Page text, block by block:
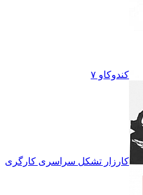
کندوکاو ۷
کارزار تشکل سراسرى کارگرى